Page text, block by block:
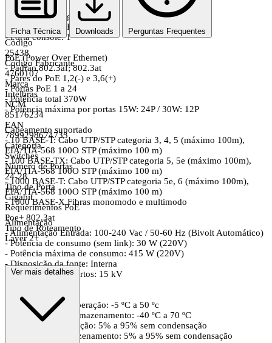
Portas
- Portas RJ45 Gigabit Ethernet (10/10/1000 Mbps): 24
- Portas SFP (1GB): 4
- Porta console: 1
PoE (Power Over Ethernet)
- Padrão 802.3af; 802.3at
- Pares do PoE 1,2(-) e 3,6(+)
- Portas PoE 1 a 24
- Potência total 370W
- Potência máxima por portas 15W: 24P / 30W: 12P
Cabeamento suportado
- 10 BASE-T: Cabo UTP/STP categoria 3, 4, 5 (máximo 100m),
EIA/TIA-568 100O STP (máximo 100 m)
- 100 BASE-TX: Cabo UTP/STP categoria 5, 5e (máximo 100m),
EIA/TIA-568 100O STP (máximo 100 m)
- 1000 BASE-T: Cabo UTP/STP categoria 5e, 6 (máximo 100m),
EIA/TIA-568 100O STP (máximo 100 m)
- 1000 BASE-X Fibras monomodo e multimodo
Alimentação
- Alimentação Entrada: 100-240 Vac / 50-60 Hz (Bivolt Automático)
- Potência de consumo (sem link): 30 W (220V)
- Potência máxima de consumo: 415 W (220V)
- Disposição da fonte: Interna
- Proteção contra surtos: 15 kV
Ambiente
- Temperatura de operação: -5 ºC a 50 ºc
- Temperatura de armazenamento: -40 ºC a 70 ºC
- Umidade de operação: 5% a 95% sem condensação
- Umidade de armazenamento: 5% a 95% sem condensação
Ficha Técnica Downloads Perguntas Frequentes
Código
25438
Código Fabricante
4760107
Marca
Intelbras
NCM
85176234
EAN
7899298674733
Categoria
Switches
Número de Portas
24-28
Tipo de Porta
Gigabit
Requerimentos PoE
Poe+ 802.3at
Tipo de Roteamento
Layer 2+
Ver mais detalhes